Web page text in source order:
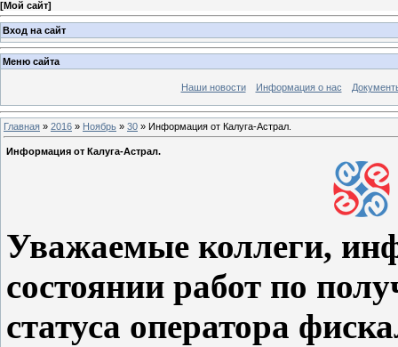
[Мой сайт]
Вход на сайт
Меню сайта
Наши новости Информация о нас
Главная » 2016 » Ноябрь » 30 » Информация от Калуга-Астрал.
Информация от Калуга-Астрал.
Уважаемые коллеги,
состоянии работ по
статуса оператора